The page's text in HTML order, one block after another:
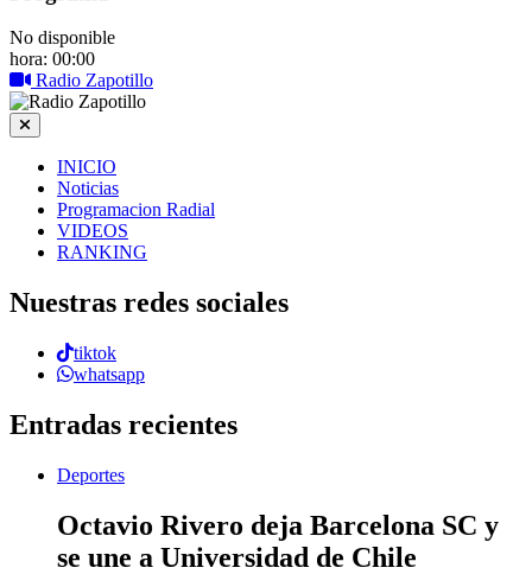
No disponible
hora: 00:00
Radio Zapotillo
INICIO
Noticias
Programacion Radial
VIDEOS
RANKING
Nuestras redes sociales
tiktok
whatsapp
Entradas recientes
Deportes
Octavio Rivero deja Barcelona SC y
se une a Universidad de Chile